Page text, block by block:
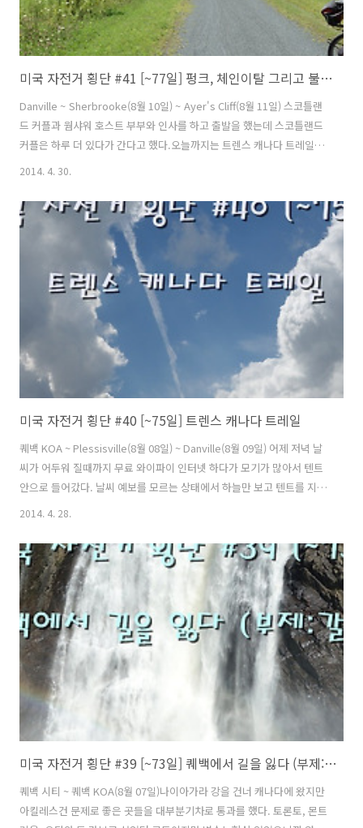
미국 자전거 횡단 #41 [~77일] 펑크, 체인이탈 그리고 불심검문
Danville ~ Sherbrooke(8월 10일) ~ Ayer's Cliff(8월 11일) 스코틀랜
드 커플과 웜샤워 호스트 부부와 인사를 하고 출발을 했는데 스코틀랜드
커플은 하루 더 있다가 간다고 했다.오늘까지는 트렌스 캐나다 트레일을
타고 조금더 달리기로 했다.트렌스 캐나다 트레일을 타고 라이딩한지 4
시간은 많아져서 나를 돌아볼 수 기회가 생겨 좋은 것 같다.그러나 한편
으로는 아무도 없는 이길을 혼자 달릴 생각을 하니 사람이들이 그리워진
다.좋은것도 계속 보면 질린다고 했는데 질리기 시작할때쯤 트레일에서
빠져 나가야겠다.며칠동안 검은 먹구름과 함께 비가 오락가락 했는데 오
늘도 비슷한 날이 이어질 것 같다. 미국 일리노이에 있는 ..
2014. 4. 30.
미국 자전거 횡단 #40 [~75일] 트렌스 캐나다 트레일
퀘백 KOA ~ Plessisville(8월 08일) ~ Danville(8월 09일) 어제 저녁 날
씨가 어두워 질때까지 무료 와이파이 인터넷 하다가 모기가 많아서 텐트
안으로 들어갔다. 날씨 예보를 모르는 상태에서 하늘만 보고 텐트를 지붕
이 있는 곳으로 옮길지 결정하기가 쉽지 않았다. 혹시나 하는 마음에 텐
없이 새벽이 될때까지 비가 왔고 아침에는 비가 오락가락 했다. 하늘에는
여전히 짙게 드리운 검은 먹구름이 언제고 비가 쏟아질 기세다. 텐트를
걷지 않고 식사를 했는데 옆에 있던 텐트에서 지붕아래 테이블에서 식사
를 하려는지 준비를 하고 있었다. 신례가 되지 않게 텐트를 한쪽 구석으
로 밀어 넣고 다른 분들이 식사를 할 수 있도록 했다...
2014. 4. 28.
미국 자전거 횡단 #39 [~73일] 퀘백에서 길을 잃다 (부제:갈림길)
퀘백 시티 ~ 퀘백 KOA(8월 07일)나이아가라 강을 건너 캐나다에 왔지만
아킬레스건 문제로 좋은 곳들을 대부분기차로 통과를 했다. 토론토, 몬트